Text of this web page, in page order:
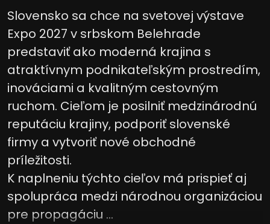
Slovensko sa chce na svetovej výstave
Expo 2027 v srbskom Belehrade
predstaviť ako moderná krajina s
atraktívnym podnikateľským prostredím,
inováciami a kvalitným cestovným
ruchom. Cieľom je posilniť medzinárodnú
reputáciu krajiny, podporiť slovenské
firmy a vytvoriť nové obchodné
príležitosti.
K naplneniu týchto cieľov má prispieť aj
spolupráca medzi národnou organizáciou
pre propagáciu ...